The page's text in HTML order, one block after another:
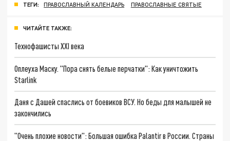
ТЕГИ: ПРАВОСЛАВНЫЙ КАЛЕНДАРЬ ПРАВОСЛАВНЫЕ СВЯТЫЕ
ЧИТАЙТЕ ТАКЖЕ:
Технофашисты XXI века
Оплеуха Маску. "Пора снять белые перчатки": Как уничтожить
Starlink
Даня с Дашей спаслись от боевиков ВСУ. Но беды для малышей не
закончились
"Очень плохие новости": Большая ошибка Palantir в России. Страны